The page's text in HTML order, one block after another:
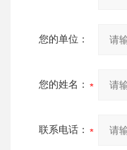
您的单位：
您的姓名：
联系电话：